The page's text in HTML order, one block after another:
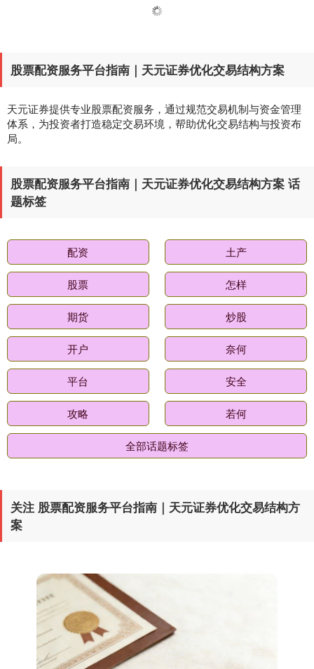
股票配资服务平台指南｜天元证券优化交易结构方案
天元证券提供专业股票配资服务，通过规范交易机制与资金管理
体系，为投资者打造稳定交易环境，帮助优化交易结构与投资布
局。
股票配资服务平台指南｜天元证券优化交易结构方案 话
题标签
配资 土产
股票 怎样
期货 炒股
开户 奈何
平台 安全
攻略 若何
全部话题标签
关注 股票配资服务平台指南｜天元证券优化交易结构方
案